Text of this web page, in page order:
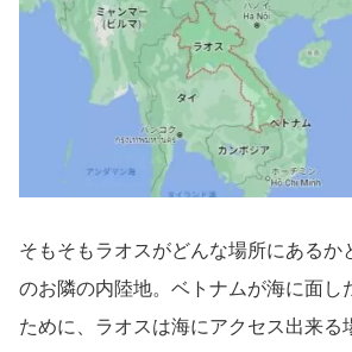
そもそもラオスがどんな場所にあるか
のお隣の内陸地。ベトナムが海に面し
ために、ラオスは海にアクセス出来る